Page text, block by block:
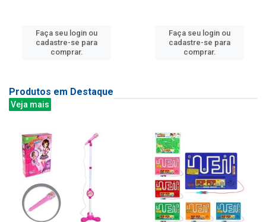
Faça seu login ou
cadastre-se para
comprar.
Faça seu login ou
cadastre-se para
comprar.
Produtos em Destaque
Veja mais